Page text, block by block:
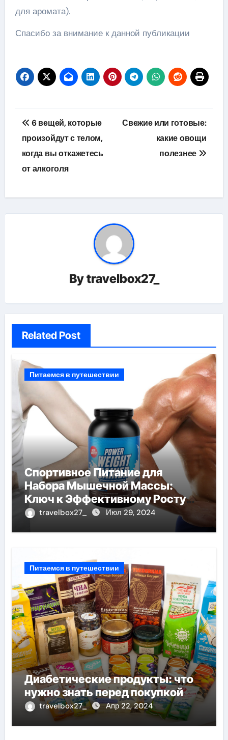
для аромата).
Спасибо за внимание к данной публикации
Навигация
по
записям
6 вещей, которые
произойдут с телом,
когда вы откажетесь
от алкоголя
Свежие или готовые:
какие овощи
полезнее
Bytravelbox27_
Related Post
Питаемся в путешествии
Спортивное Питание для
Набора Мышечной Массы:
Ключ к Эффективному Росту
Мышц
travelbox27_ Июл 29, 2024
Питаемся в путешествии
Диабетические продукты: что
нужно знать перед покупкой
travelbox27_ Апр 22, 2024